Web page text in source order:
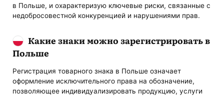
в Польше, и охарактеризую ключевые риски, связанные с
недобросовестной конкуренцией и нарушениями прав.
Какие знаки можно зарегистрировать в
Польше
Регистрация товарного знака в Польше означает
оформление исключительного права на обозначение,
позволяющее индивидуализировать продукцию, услуги